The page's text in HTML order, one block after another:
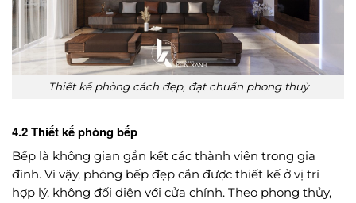
Thiết kế phòng cách đẹp, đạt chuẩn phong thuỷ
4.2 Thiết kế phòng bếp
Bếp là không gian gắn kết các thành viên trong gia
đình. Vì vậy, phòng bếp đẹp cần được thiết kế ở vị trí
hợp lý, không đối diện với cửa chính. Theo phong thủy,